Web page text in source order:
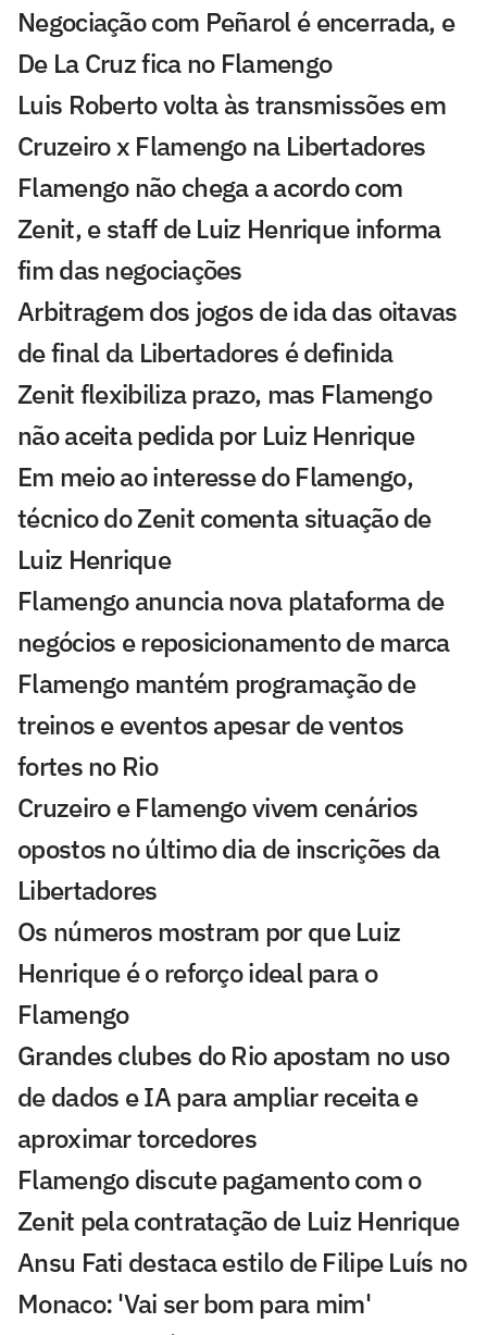
Negociação com Peñarol é encerrada, e
De La Cruz fica no Flamengo
Luis Roberto volta às transmissões em
Cruzeiro x Flamengo na Libertadores
Flamengo não chega a acordo com
Zenit, e staff de Luiz Henrique informa
fim das negociações
Arbitragem dos jogos de ida das oitavas
de final da Libertadores é definida
Zenit flexibiliza prazo, mas Flamengo
não aceita pedida por Luiz Henrique
Em meio ao interesse do Flamengo,
técnico do Zenit comenta situação de
Luiz Henrique
Flamengo anuncia nova plataforma de
negócios e reposicionamento de marca
Flamengo mantém programação de
treinos e eventos apesar de ventos
fortes no Rio
Cruzeiro e Flamengo vivem cenários
opostos no último dia de inscrições da
Libertadores
Os números mostram por que Luiz
Henrique é o reforço ideal para o
Flamengo
Grandes clubes do Rio apostam no uso
de dados e IA para ampliar receita e
aproximar torcedores
Flamengo discute pagamento com o
Zenit pela contratação de Luiz Henrique
Ansu Fati destaca estilo de Filipe Luís no
Monaco: 'Vai ser bom para mim'